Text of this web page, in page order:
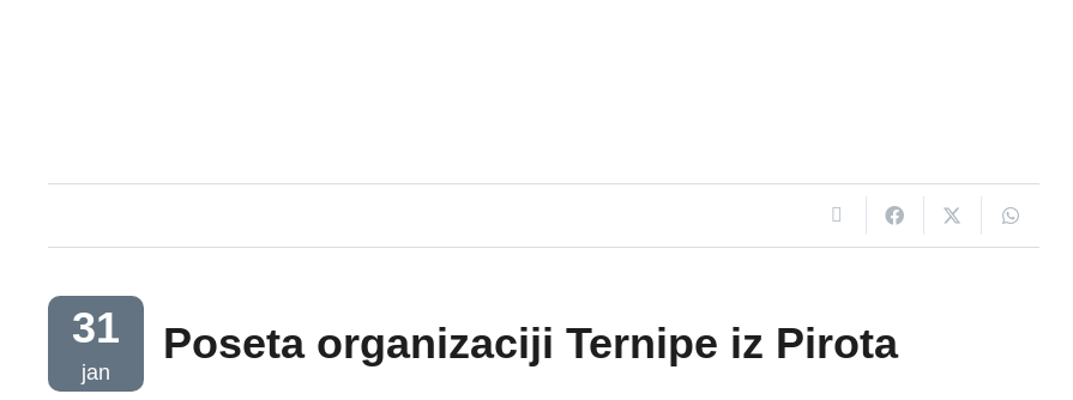
31
jan
Poseta organizaciji Ternipe iz Pirota